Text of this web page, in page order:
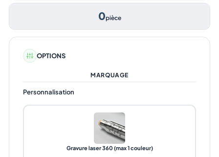
0pièce
OPTIONS
MARQUAGE
Personnalisation
Gravure laser 360 (max 1 couleur)